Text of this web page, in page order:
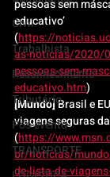
Civil
Trabalhista
Reconhecimento
Tributário
Pós-evento
TRANSPORTE
pessoas sem
educativo’
(https://
as-noticias/2020/
pessoas-sem-
educativo.htm)
[Mundo] Brasil e
viagens seguras
(https://
br/noticias/
de-lista-de-